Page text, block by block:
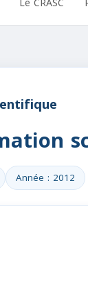
Année : 2012